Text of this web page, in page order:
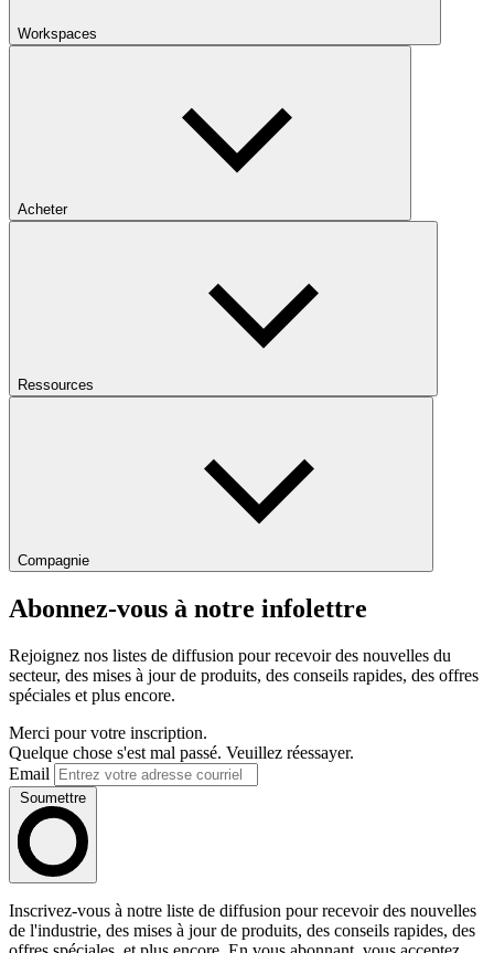
Workspaces
Acheter
Ressources
Compagnie
Abonnez-vous à notre infolettre
Rejoignez nos listes de diffusion pour recevoir des nouvelles du
secteur, des mises à jour de produits, des conseils rapides, des offres
spéciales et plus encore.
Merci pour votre inscription.
Quelque chose s'est mal passé. Veuillez réessayer.
Email
Soumettre
Inscrivez-vous à notre liste de diffusion pour recevoir des nouvelles
de l'industrie, des mises à jour de produits, des conseils rapides, des